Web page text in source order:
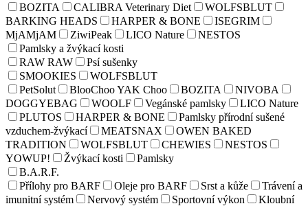
BOZITA
CALIBRA Veterinary Diet
WOLFSBLUT
BARKING HEADS
HARPER & BONE
ISEGRIM
MjAMjAM
ZiwiPeak LICO Nature
NESTOS
Pamlsky a žvýkací kosti
RAW RAW
Psí sušenky
SMOOKIES
WOLFSBLUT
PetSolut
BlooChoo YAK Choo BOZITA
NIVOBA
DOGGYEBAG
WOOLF Vegánské pamlsky
LICO Nature
PLUTOS
HARPER & BONE
Pamlsky přírodní sušené
vzduchem-žvýkací
MEATSNAX
OWEN BAKED
TRADITION
WOLFSBLUT CHEWIES
NESTOS
YOWUP!
Žvýkací kosti
Pamlsky
B.A.R.F.
Přílohy pro BARF
Oleje pro BARF Srst a kůže
Trávení a
imunitní systém
Nervový systém Sportovní výkon
Kloubní